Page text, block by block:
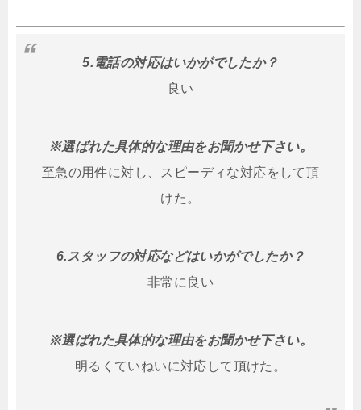
5.電話の対応はいかがでしたか？
良い
※選ばれた具体的な理由をお聞かせ下さい。
至急の用件に対し、スピーディな対応をして頂
けた。
6.スタッフの対応などはいかがでしたか？
非常に良い
※選ばれた具体的な理由をお聞かせ下さい。
明るくていねいに対応して頂けた。